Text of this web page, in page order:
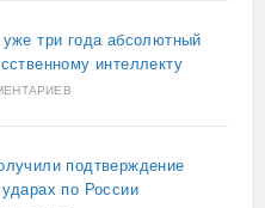
три года абсолютный
интеллекту
подтверждение
по России